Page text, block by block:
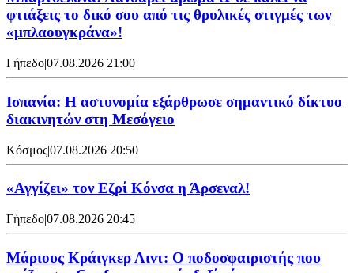
φτιάξεις το δικό σου από τις θρυλικές στιγμές των
«μπλαουγκράνα»!
Γήπεδο|07.08.2026 21:00
Ισπανία: Η αστυνομία εξάρθρωσε σημαντικό δίκτυο
διακινητών στη Μεσόγειο
Κόσμος|07.08.2026 20:50
«Αγγίζει» τον Εζρί Κόνσα η Άρσεναλ!
Γήπεδο|07.08.2026 20:45
Μάριους Κράιγκερ Λιντ: Ο ποδοσφαιριστής που